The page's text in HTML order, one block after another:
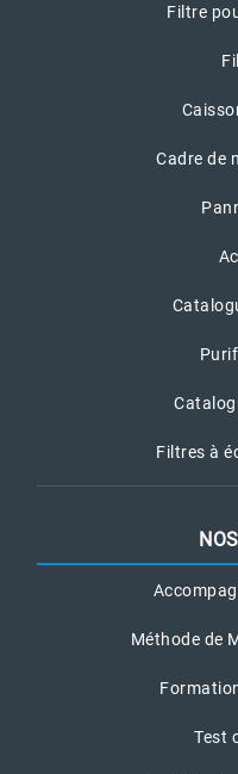
Filtre
Cadre de
Filtres à
Méthode de
Test